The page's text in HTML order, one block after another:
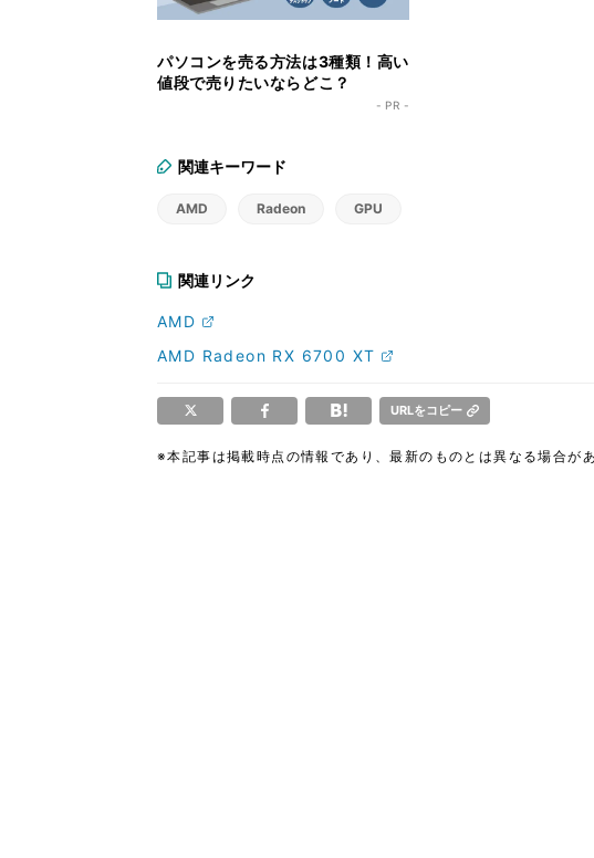
パソコンを売る方法は3種類！高い
値段で売りたいならどこ？
- PR -
関連キーワード
AMD Radeon GPU
関連リンク
AMD
AMD Radeon RX 6700 XT
URLをコピー
※本記事は掲載時点の情報であり、最新のものとは異なる場合が